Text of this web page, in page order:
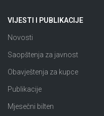
VIJESTI I PUBLIKACIJE
Novosti
Saopštenja za javnost
Obavještenja za kupce
Publikacije
Mjesečni bilten